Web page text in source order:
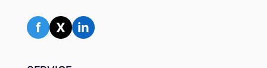
f X in